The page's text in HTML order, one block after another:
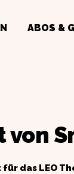
ABOS &
von
das LEO